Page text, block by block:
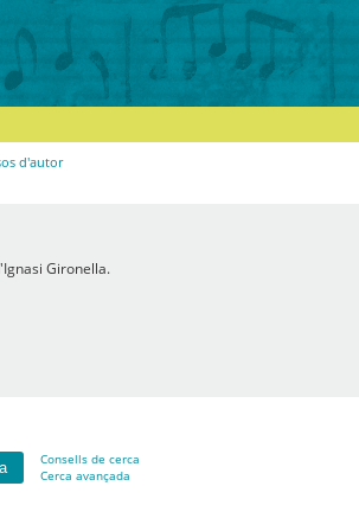
d'autor
Gironella.
Consells de cerca
Cerca avançada